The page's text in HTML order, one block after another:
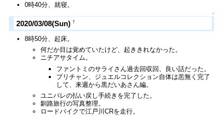
0時40分、就寝。
↑
2020/03/08(Sun) †
8時50分、起床。
何だか目は覚めていたけど、起ききれなかった。
ニチアサタイム。
ファントミのサライさん過去回収回、良い話だった。
プリチャン、ジュエルコレクション自体は恙無く完了
して、来週から黒だいあさん編。
ユニパレの払い戻し手続きを完了した。
釧路旅行の写真整理。
ロードバイクで江戸川CRを走行。